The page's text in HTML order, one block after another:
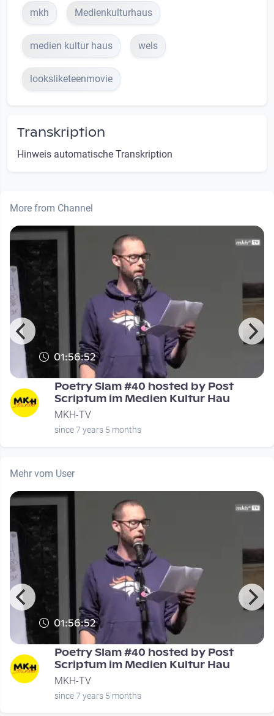
mkh Medienkulturhaus
medien kultur haus wels
looksliketeenmovie
Transkription
Hinweis automatische Transkription
More from Channel
01:56:52
Poetry Slam #40 hosted by Post
Scriptum im Medien Kultur Hau
MKH-TV
since 7 years 5 months
Mehr vom User
01:56:52
Poetry Slam #40 hosted by Post
Scriptum im Medien Kultur Hau
MKH-TV
since 7 years 5 months